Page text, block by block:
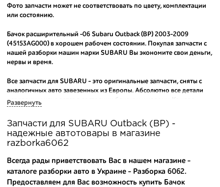
Фото запчасти может не соответствовать по цвету, комплектации
или состоянию.
Бачок расширительный -06 Subaru Outback (BP) 2003-2009
(45153AG000) в хорошем рабочем состоянии. Покупая запчасти с
нашей разборки машин марки SUBARU Вы экономите свои деньги,
нервы и время.
Все запчасти для SUBARU - это оригинальные запчасти, сняты с
аналогичных авто завезенных из Европы. Абсолютно все детали
исправны и находятся в состоянии близком к новому. Каждая
производителя.
Вашему вниманию предлагаем широкий ассортимент
автозапчастей дляSUBARU Outback (BP) 2003-2009
популярных марок. Мы продаем оригинальные и
высококачественные запчасти, отказываясь от контрафактных
аналогов.
Развернуть
Запчасти для SUBARU Outback (BP) -
надежные автотовары в магазине
razborka6062
Всегда рады приветствовать Вас в нашем магазине -
каталоге разборки авто в Украине - Разборка 6062.
Предоставляем для Вас возможность купить Бачок